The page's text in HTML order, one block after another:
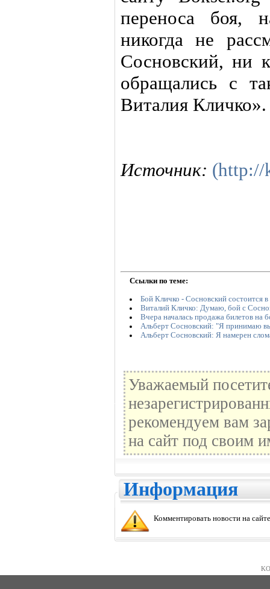
переноса боя,
никогда не
Сосновский, ни
обращались с
Виталия Кличко».
Источник: (http://
Ссылки по теме:
Бой Кличко - Сосновский состоится в
Виталий Кличко: Думаю, бой с
Вчера началась продажа билетов на
Альберт Сосновский: "Я принимаю
Альберт Сосновский: Я намерен
Уважаемый
рекомендуем вам
на сайт под своим
Информация
Комментировать новости на